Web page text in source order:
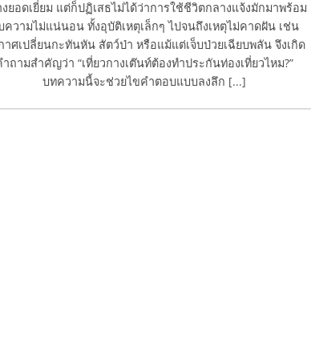
งยอดเยี่ยม แต่ก็ปฏิเสธไม่ได้ว่าการใช้ชีวิตกลางแจ้งมักมาพร้อม
ความไม่แน่นอน ทั้งอุบัติเหตุเล็กๆ ไปจนถึงเหตุไม่คาดฝัน เช่น
าศเปลี่ยนกะทันหัน สัตว์ป่า หรือแม้แต่เจ็บป่วยเฉียบพลัน จึงเกิด
ำถามสำคัญว่า “เที่ยวกางเต๊นท์ต้องทำประกันท่องเที่ยวไหม?”
บทความนี้จะช่วยไขคำตอบแบบลงลึก [...]